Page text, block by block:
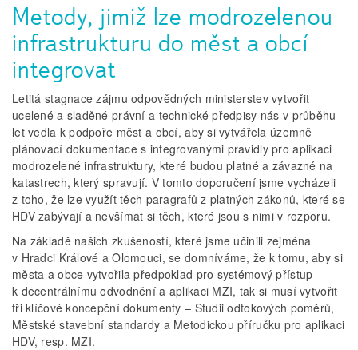
Metody, jimiž lze modrozelenou
infrastrukturu do měst a obcí
integrovat
Letitá stagnace zájmu odpovědných ministerstev vytvořit
ucelené a sladěné právní a technické předpisy nás v průběhu
let vedla k podpoře měst a obcí, aby si vytvářela územně
plánovací dokumentace s integrovanými pravidly pro aplikaci
modrozelené infrastruktury, které budou platné a závazné na
katastrech, který spravují. V tomto doporučení jsme vycházeli
z toho, že lze využít těch paragrafů z platných zákonů, které se
HDV zabývají a nevšímat si těch, které jsou s nimi v rozporu.
Na základě našich zkušeností, které jsme učinili zejména
v Hradci Králové a Olomouci, se domníváme, že k tomu, aby si
města a obce vytvořila předpoklad pro systémový přístup
k decentrálnímu odvodnění a aplikaci MZI, tak si musí vytvořit
tři klíčové koncepční dokumenty – Studii odtokových poměrů,
Městské stavební standardy a Metodickou příručku pro aplikaci
HDV, resp. MZI.